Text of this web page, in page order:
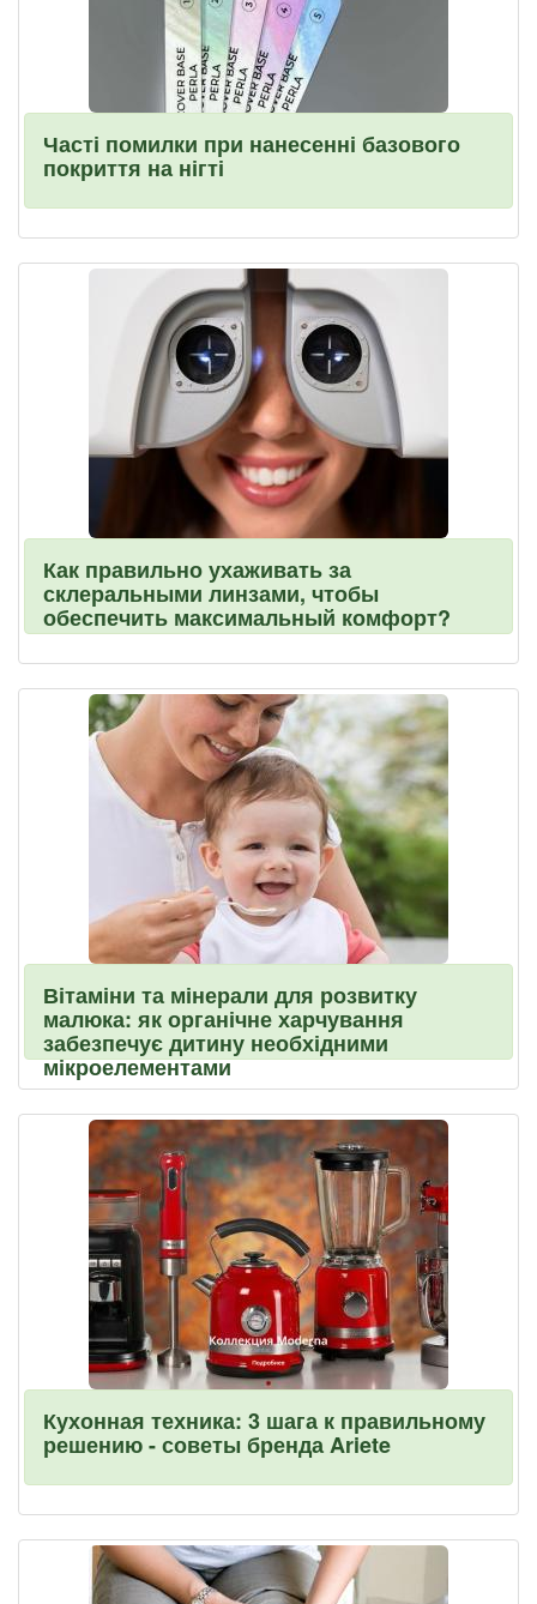
Часті помилки при нанесенні базового
покриття на нігті
Как правильно ухаживать за
склеральными линзами, чтобы
обеспечить максимальный комфорт?
Вітаміни та мінерали для розвитку
малюка: як органічне харчування
забезпечує дитину необхідними
мікроелементами
Кухонная техника: 3 шага к правильному
решению - советы бренда Ariete